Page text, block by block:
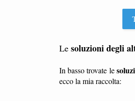
Le soluzioni degli
In basso trovate le
ecco la mia raccolta: